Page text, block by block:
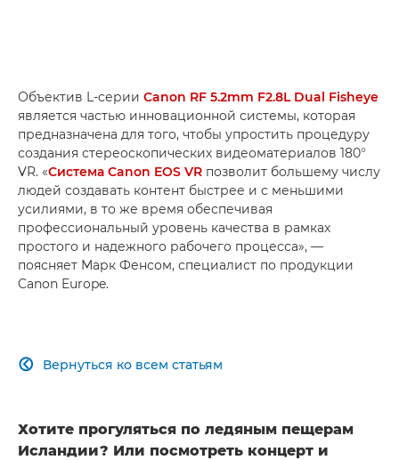
Объектив L-серии Canon RF 5.2mm F2.8L Dual Fisheye
является частью инновационной системы, которая
предназначена для того, чтобы упростить процедуру
создания стереоскопических видеоматериалов 180°
VR. «Система Canon EOS VR позволит большему числу
людей создавать контент быстрее и с меньшими
усилиями, в то же время обеспечивая
профессиональный уровень качества в рамках
простого и надежного рабочего процесса», —
поясняет Марк Фенсом, специалист по продукции
Canon Europe.
Вернуться ко всем статьям

Хотите прогуляться по ледяным пещерам
Исландии? Или посмотреть концерт и